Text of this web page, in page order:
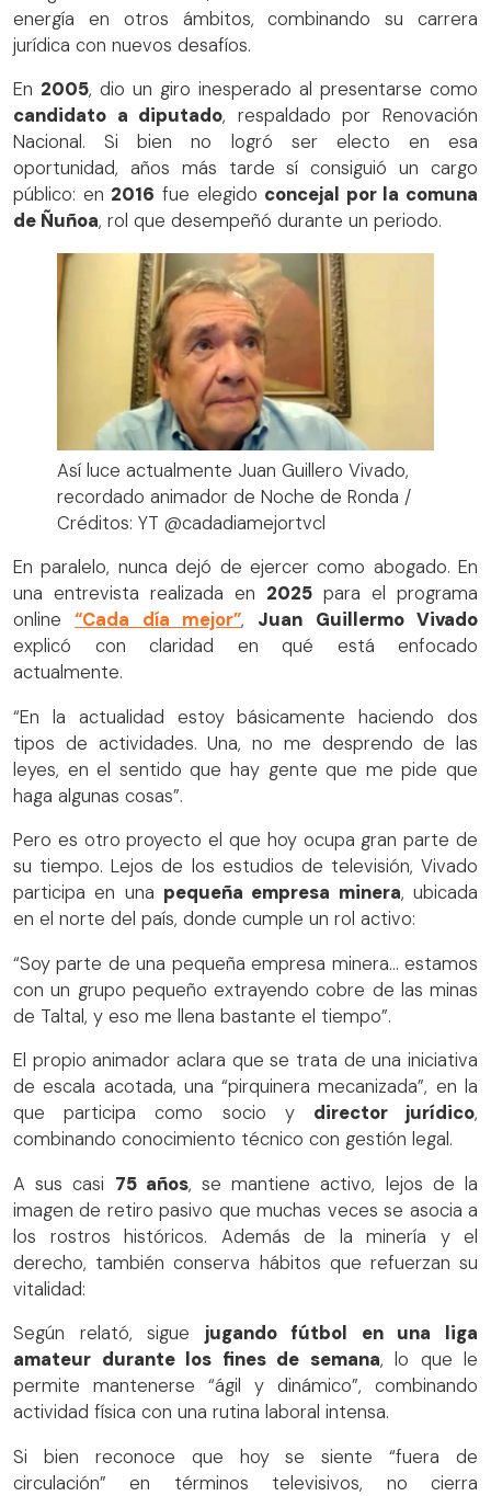
energía en otros ámbitos, combinando su carrera
jurídica con nuevos desafíos.
En 2005, dio un giro inesperado al presentarse como
candidato a diputado, respaldado por Renovación
Nacional. Si bien no logró ser electo en esa
oportunidad, años más tarde sí consiguió un cargo
público: en 2016 fue elegido concejal por la comuna
de Ñuñoa, rol que desempeñó durante un periodo.
Así luce actualmente Juan Guillero Vivado,
recordado animador de Noche de Ronda /
Créditos: YT @cadadiamejortvcl
En paralelo, nunca dejó de ejercer como abogado. En
una entrevista realizada en 2025 para el programa
online“Cada día mejor”, Juan Guillermo Vivado
explicó con claridad en qué está enfocado
actualmente.
“En la actualidad estoy básicamente haciendo dos
tipos de actividades. Una, no me desprendo de las
leyes, en el sentido que hay gente que me pide que
haga algunas cosas”.
Pero es otro proyecto el que hoy ocupa gran parte de
su tiempo. Lejos de los estudios de televisión, Vivado
participa en una pequeña empresa minera, ubicada
en el norte del país, donde cumple un rol activo:
“Soy parte de una pequeña empresa minera… estamos
con un grupo pequeño extrayendo cobre de las minas
de Taltal, y eso me llena bastante el tiempo”.
El propio animador aclara que se trata de una iniciativa
de escala acotada, una “pirquinera mecanizada”, en la
que participa como socio y director jurídico,
combinando conocimiento técnico con gestión legal.
A sus casi 75 años, se mantiene activo, lejos de la
imagen de retiro pasivo que muchas veces se asocia a
los rostros históricos. Además de la minería y el
derecho, también conserva hábitos que refuerzan su
vitalidad:
Según relató, sigue jugando fútbol en una liga
amateur durante los fines de semana, lo que le
permite mantenerse “ágil y dinámico”, combinando
actividad física con una rutina laboral intensa.
Si bien reconoce que hoy se siente “fuera de
circulación” en términos televisivos, no cierra